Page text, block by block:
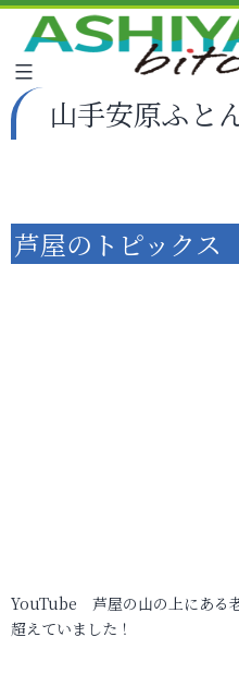
山手安原ふと
芦屋のトピックス
YouTube 芦屋の山の上にある
超えていました！